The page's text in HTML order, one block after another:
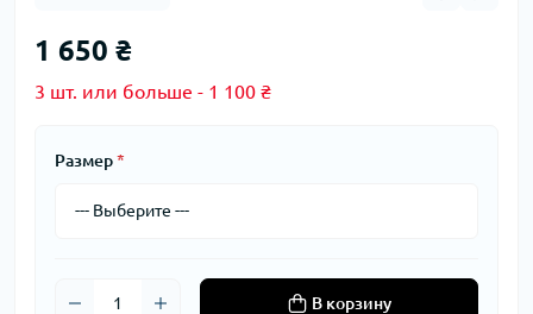
1 650 ₴
3 шт. или больше - 1 100 ₴
Размер*
В корзину